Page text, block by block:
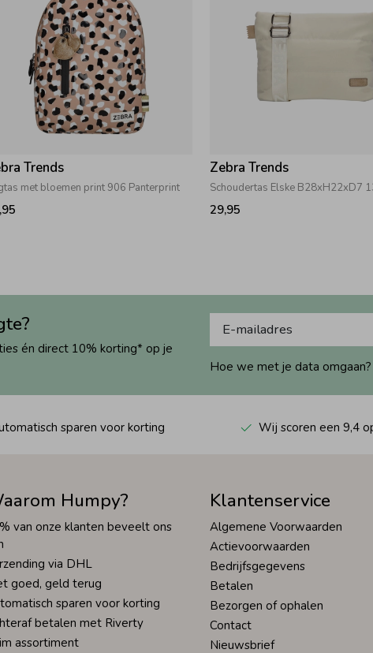
Trends
met bloemen print 906 Panterprint
Zebra Trends
29,95
én direct 10% korting* op je
Hoe we met je data
sparen voor korting Wij scoren een 9,4
Humpy?
van onze klanten beveelt ons
via DHL
goed, geld terug
sparen voor korting
betalen met Riverty
assortiment
Klantenservice
Algemene Voorwaarden
Actievoorwaarden
Bedrijfsgegevens
Betalen
Bezorgen of ophalen
Contact
Nieuwsbrief